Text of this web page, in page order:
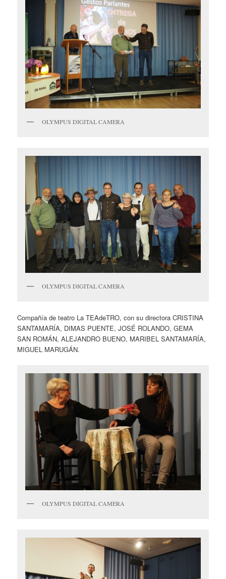
OLYMPUS DIGITAL CAMERA
OLYMPUS DIGITAL CAMERA
Compañía de teatro La TEAdeTRO, con su directora CRISTINA
SANTAMARÍA, DIMAS PUENTE, JOSÉ ROLANDO, GEMA
SAN ROMÁN, ALEJANDRO BUENO, MARIBEL SANTAMARÍA,
MIGUEL MARUGÁN.
OLYMPUS DIGITAL CAMERA